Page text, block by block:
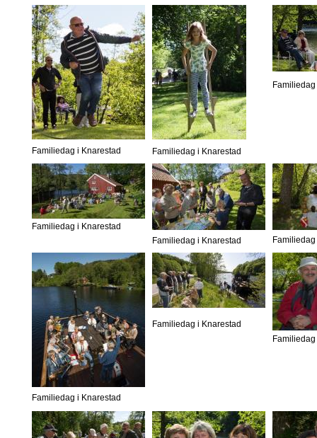
Familiedag i Knarestad Familiedag i Knarestad
Familiedag i Knarestad
Familiedag i Knarestad
Familiedag i Knarestad
Familiedag i Knarestad